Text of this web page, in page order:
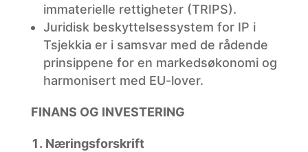
immaterielle rettigheter (TRIPS).
Juridiskbeskyttelsessystem for IP i
Tsjekkia er i samsvar med de rådende
prinsippene for en markedsøkonomi og
harmonisert med EU-lover.
FINANS OG INVESTERING
Næringsforskrift